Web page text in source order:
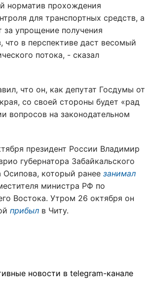
норматив прохождения
для транспортных средств, а
за упрощение получения
что в перспективе даст весомый
потока, - сказал
что он, как депутат Госдумы от
со своей стороны будет «рад
вопросов на законодательном
президент России Владимир
губернатора Забайкальского
Осипова, который ранее занимал
министра РФ по
Востока. Утром 26 октября он
прибыл в Читу.
новости в telegram-канале